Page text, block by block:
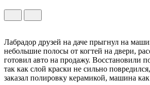
Лабрадор друзей на даче прыгнул на
небольшие полосы от когтей на двери,
готовил авто на продажу. Восстановили
так как слой краски не сильно
заказал полировку керамикой, машина